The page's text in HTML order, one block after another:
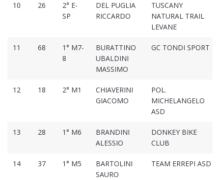
10 26
2° E-
SP
DEL PUGLIA
RICCARDO
TUSCANY
NATURAL TRAIL
LEVANE
11 68
1° M7-
8
BURATTINO
UBALDINI
MASSIMO
GC TONDI SPORT
12 18 2° M1
CHIAVERINI
GIACOMO
POL.
MICHELANGELO
ASD
13 28 1° M6
BRANDINI
ALESSIO
DONKEY BIKE
CLUB
14 37 1° M5
BARTOLINI
SAURO
TEAM ERREPI ASD